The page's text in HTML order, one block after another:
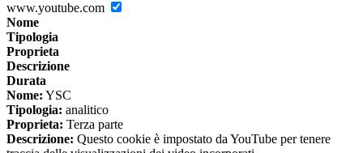
www.youtube.com
Nome
Tipologia
Proprieta
Descrizione
Durata
Nome: YSC
Tipologia: analitico
Proprieta: Terza parte
Descrizione: Questo cookie è impostato da YouTube per tenere